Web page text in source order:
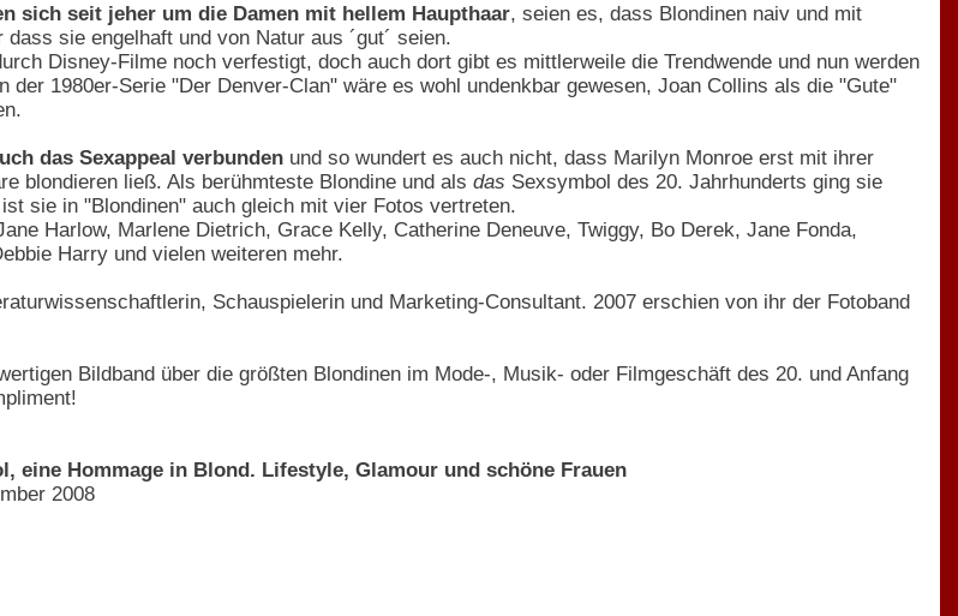
sich seit jeher um die Damen mit hellem Haupthaar, seien es, dass Blondinen naiv und mit
sie engelhaft und von Natur aus ´gut´ seien.
Disney-Filme noch verfestigt, doch auch dort gibt es mittlerweile die Trendwende und nun werden
der 1980er-Serie "Der Denver-Clan" wäre es wohl undenkbar gewesen, Joan Collins als die "Gute"
das Sexappeal verbunden und so wundert es auch nicht, dass Marilyn Monroe erst mit ihrer
blondieren ließ. Als berühmteste Blondine und als das Sexsymbol des 20. Jahrhunderts ging sie
sie in "Blondinen" auch gleich mit vier Fotos vertreten.
Harlow, Marlene Dietrich, Grace Kelly, Catherine Deneuve, Twiggy, Bo Derek, Jane Fonda,
Harry und vielen weiteren mehr.
Schauspielerin und Marketing-Consultant. 2007 erschien von ihr der Fotoband
Bildband über die größten Blondinen im Mode-, Musik- oder Filmgeschäft des 20. und Anfang
eine Hommage in Blond. Lifestyle, Glamour und schöne Frauen
2008